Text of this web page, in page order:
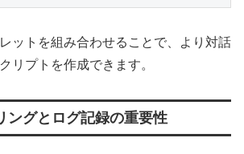
ットを組み合わせることで、より対話
リプトを作成できます。
ングとログ記録の重要性